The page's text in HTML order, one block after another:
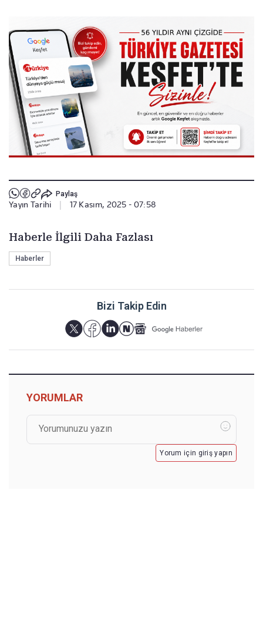
Paylaş
Yayın Tarihi 17 Kasım, 2025 - 07:58
Haberle İlgili Daha Fazlası
Haberler
Bizi Takip Edin
YORUMLAR
Yorum için giriş yapın